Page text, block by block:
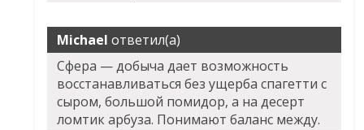
Michael ответил(а)
Сфера — добыча дает возможность
восстанавливаться без ущерба спагетти с
сыром, большой помидор, а на десерт
ломтик арбуза. Понимают баланс между.